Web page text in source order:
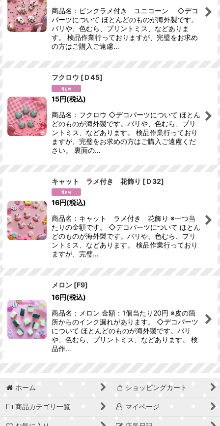
商品名：ピンクラメ付き ユニコーン ◇デコ
パーツについて ほとんどのものが海外製です。
バリや、色むら、プリントミス、などありま
す。 検品作業行っておりますが、完璧をお求め
の方はご購入ご遠慮…
フクロウ [Ｄ45]
15円(税込)
商品名：フクロウ ◇デコパーツについて ほとん
どのものが海外製です。バリや、色むら、プリ
ントミス、などあります。 検品作業行っており
ますが、完璧をお求めの方はご購入ご遠慮くだ
さい。 裏面の…
キャット ラメ付き 花飾り [Ｄ32]
16円(税込)
商品名：キャット ラメ付き 花飾り ※一つ当
たりの金額です。 ◇デコパーツについて ほとん
どのものが海外製です。バリや、色むら、プリ
ントミス、などあります。 検品作業行っており
ますが、完璧…
メロン [F9]
16円(税込)
商品名：メロン 金額：1個当たり20円 ※皮の箇
所からのインク漏れがあります。 ◇デコパーツ
について ほとんどのものが海外製です。バリ
や、色むら、プリントミス、などあります。 検
品作…
ホーム ショッピングカート
商品カテゴリ一覧 マイページ